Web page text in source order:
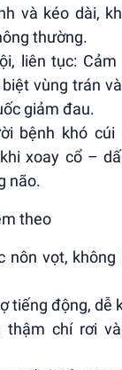
và kéo dài,
thường.
liên tục:
vùng trán
giảm đau.
bệnh khó cúi
xoay cổ –
não.
theo
nôn vọt,
tiếng động, dễ
thậm chí rơi